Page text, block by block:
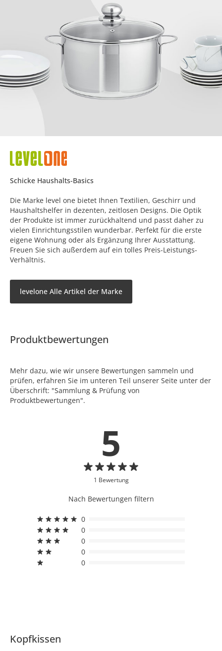
Schicke Haushalts-Basics
Die Marke level one bietet Ihnen Textilien, Geschirr und
Haushaltshelfer in dezenten, zeitlosen Designs. Die Optik
der Produkte ist immer zurückhaltend und passt daher zu
vielen Einrichtungsstilen wunderbar. Perfekt für die erste
eigene Wohnung oder als Ergänzung Ihrer Ausstattung.
Freuen Sie sich außerdem auf ein tolles Preis-Leistungs-
Verhältnis.
levelone Alle Artikel der Marke
Produktbewertungen
Mehr dazu, wie wir unsere Bewertungen sammeln und
prüfen, erfahren Sie im unteren Teil unserer Seite unter der
Überschrift: "Sammlung & Prüfung von
Produktbewertungen".
5
1 Bewertung
Nach Bewertungen filtern
0
0
0
0
0
Kopfkissen